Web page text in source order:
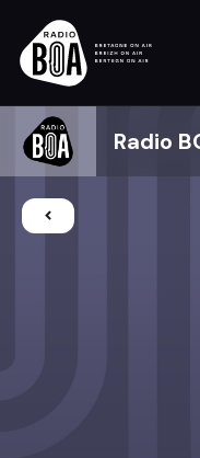
Radio